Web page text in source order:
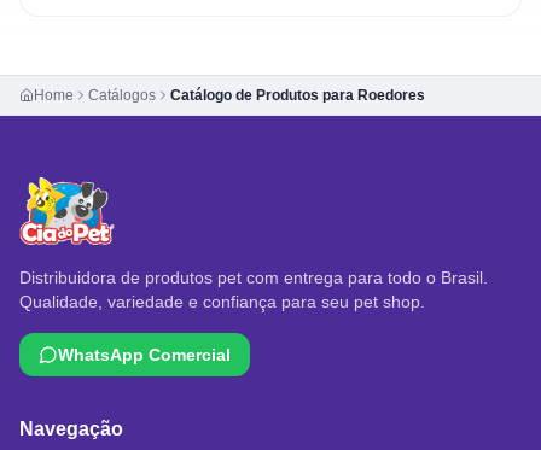
Home Catálogos Catálogo de Produtos para Roedores
Distribuidora de produtos pet com entrega para todo o Brasil.
Qualidade, variedade e confiança para seu pet shop.
WhatsApp Comercial
Navegação